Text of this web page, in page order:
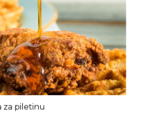
za piletinu